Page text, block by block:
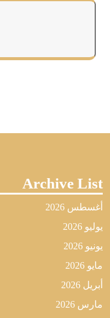
Archive List
أغسطس 2026
يوليو 2026
يونيو 2026
مايو 2026
أبريل 2026
مارس 2026